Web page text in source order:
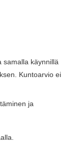
samalla käynnillä
Kuntoarvio ei
ja